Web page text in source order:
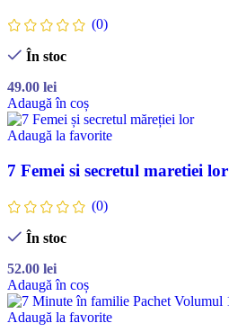
(0)
În stoc
49.00 lei
Adaugă în coș
Adaugă la favorite
7 Femei si secretul maretiei lor
(0)
În stoc
52.00 lei
Adaugă în coș
Adaugă la favorite